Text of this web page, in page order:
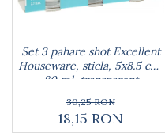
Cutii pentru paine
Organizatoare frigider
Recipiente condimente
Accesorii mobilier
Set 3 pahare shot Excellent
Houseware, sticla, 5x8.5 cm,
80 ml, transparent
30,25 RON
18,15 RON